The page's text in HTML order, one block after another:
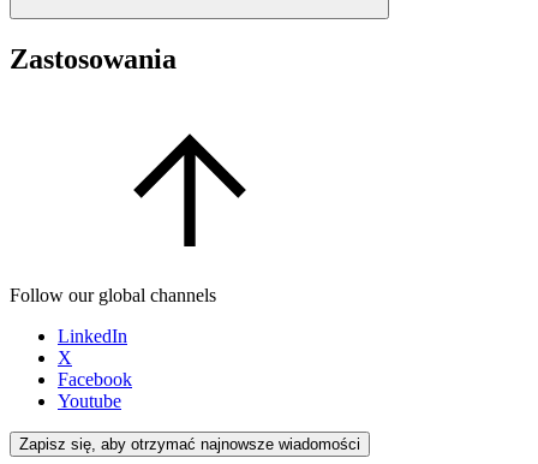
Zastosowania
Follow our global channels
LinkedIn
X
Facebook
Youtube
Zapisz się, aby otrzymać najnowsze wiadomości